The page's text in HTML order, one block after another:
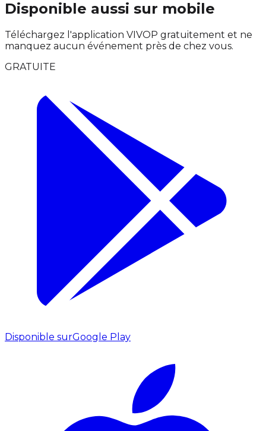
Disponible aussi sur mobile
Téléchargez l'application VIVOP gratuitement et ne
manquez aucun événement près de chez vous.
GRATUITE
Disponible surGoogle Play